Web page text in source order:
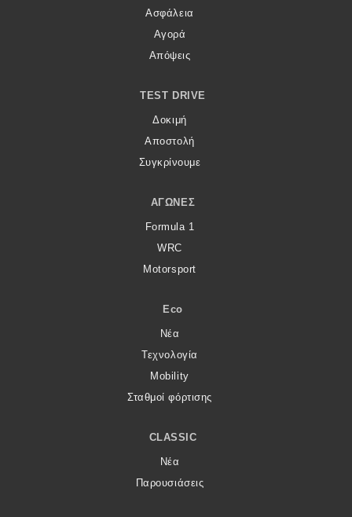
Ασφάλεια
Αγορά
Απόψεις
TEST DRIVE
Δοκιμή
Αποστολή
Συγκρίνουμε
ΑΓΏΝΕΣ
Formula 1
WRC
Motorsport
Eco
Νέα
Τεχνολογία
Mobility
Σταθμοί φόρτισης
CLASSIC
Νέα
Παρουσιάσεις